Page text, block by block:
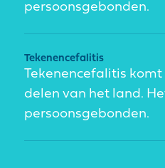
persoonsgebonden.
Tekenencefalitis
Tekenencefalitis
delen van het land.
persoonsgebonden.